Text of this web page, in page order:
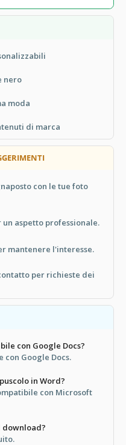
nero
moda
di marca
con le tue foto
aspetto professionale.
mantenere l'interesse.
per richieste dei
con Google Docs?
Google Docs.
in Word?
con Microsoft